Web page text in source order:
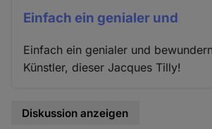
Einfach ein genialer und
Einfach ein genialer und
Künstler, dieser Jacques Tilly!
Diskussion anzeigen